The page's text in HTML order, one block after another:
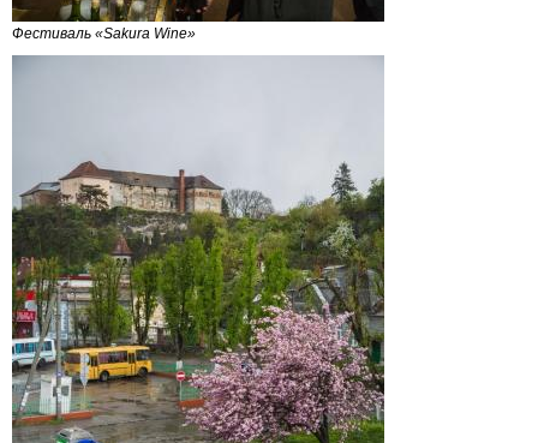
Фестиваль «Sakura Wine»